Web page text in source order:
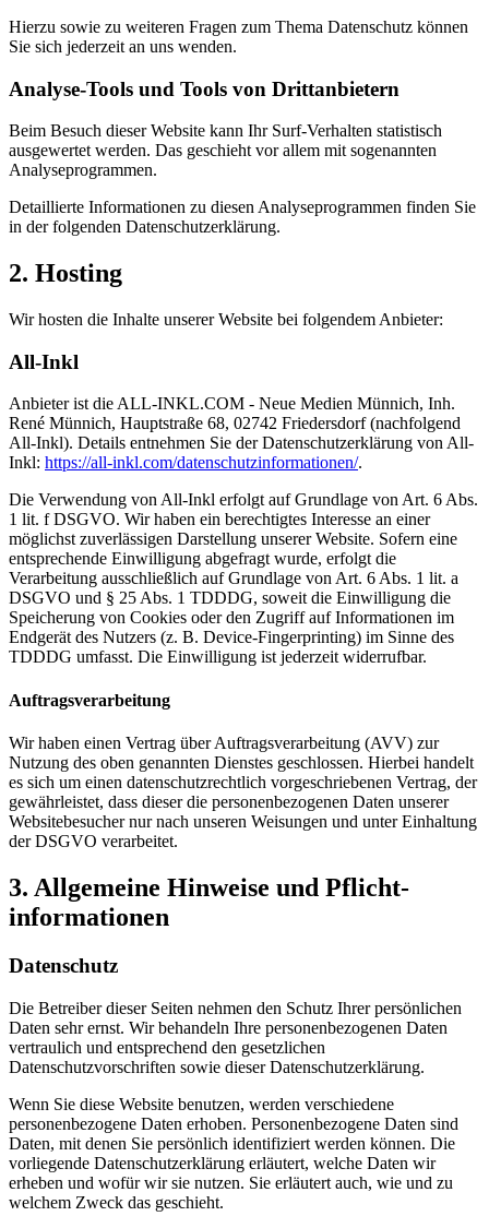
Hierzu sowie zu weiteren Fragen zum Thema Datenschutz können
Sie sich jederzeit an uns wenden.
Analyse-Tools und Tools von Dritt­anbietern
Beim Besuch dieser Website kann Ihr Surf-Verhalten statistisch
ausgewertet werden. Das geschieht vor allem mit sogenannten
Analyseprogrammen.
Detaillierte Informationen zu diesen Analyseprogrammen finden Sie
in der folgenden Datenschutzerklärung.
2. Hosting
Wir hosten die Inhalte unserer Website bei folgendem Anbieter:
All-Inkl
Anbieter ist die ALL-INKL.COM - Neue Medien Münnich, Inh.
René Münnich, Hauptstraße 68, 02742 Friedersdorf (nachfolgend
All-Inkl). Details entnehmen Sie der Datenschutzerklärung von All-
Inkl: https://all-inkl.com/datenschutzinformationen/.
Die Verwendung von All-Inkl erfolgt auf Grundlage von Art. 6 Abs.
1 lit. f DSGVO. Wir haben ein berechtigtes Interesse an einer
möglichst zuverlässigen Darstellung unserer Website. Sofern eine
entsprechende Einwilligung abgefragt wurde, erfolgt die
Verarbeitung ausschließlich auf Grundlage von Art. 6 Abs. 1 lit. a
DSGVO und § 25 Abs. 1 TDDDG, soweit die Einwilligung die
Speicherung von Cookies oder den Zugriff auf Informationen im
Endgerät des Nutzers (z. B. Device-Fingerprinting) im Sinne des
TDDDG umfasst. Die Einwilligung ist jederzeit widerrufbar.
Auftragsverarbeitung
Wir haben einen Vertrag über Auftragsverarbeitung (AVV) zur
Nutzung des oben genannten Dienstes geschlossen. Hierbei handelt
es sich um einen datenschutzrechtlich vorgeschriebenen Vertrag, der
gewährleistet, dass dieser die personenbezogenen Daten unserer
Websitebesucher nur nach unseren Weisungen und unter Einhaltung
der DSGVO verarbeitet.
3. Allgemeine Hinweise und Pflicht­
informationen
Datenschutz
Die Betreiber dieser Seiten nehmen den Schutz Ihrer persönlichen
Daten sehr ernst. Wir behandeln Ihre personenbezogenen Daten
vertraulich und entsprechend den gesetzlichen
Datenschutzvorschriften sowie dieser Datenschutzerklärung.
Wenn Sie diese Website benutzen, werden verschiedene
personenbezogene Daten erhoben. Personenbezogene Daten sind
Daten, mit denen Sie persönlich identifiziert werden können. Die
vorliegende Datenschutzerklärung erläutert, welche Daten wir
erheben und wofür wir sie nutzen. Sie erläutert auch, wie und zu
welchem Zweck das geschieht.